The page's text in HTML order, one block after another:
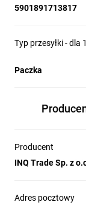
5901891713817
Typ przesyłki - dla
Paczka
Producent
INQ Trade Sp. z
Adres pocztowy